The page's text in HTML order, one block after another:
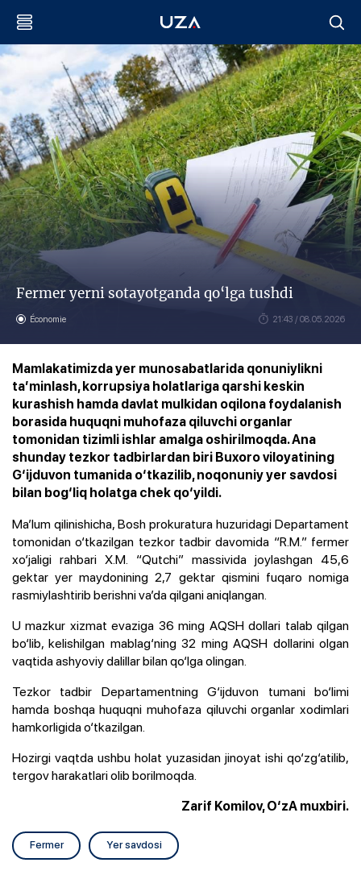
Fermer yerni sotayotganda qo‘lga tushdi
Économie 21:43 / 08.05.2026
Mamlakatimizda yer munosabatlarida qonuniylikni
ta’minlash, korrupsiya holatlariga qarshi keskin
kurashish hamda davlat mulkidan oqilona foydalanish
borasida huquqni muhofaza qiluvchi organlar
tomonidan tizimli ishlar amalga oshirilmoqda. Ana
shunday tezkor tadbirlardan biri Buxoro viloyatining
G‘ijduvon tumanida o‘tkazilib, noqonuniy yer savdosi
bilan bog‘liq holatga chek qo‘yildi.
Ma’lum qilinishicha, Bosh prokuratura huzuridagi Departament
tomonidan o‘tkazilgan tezkor tadbir davomida “R.M.” fermer
xo‘jaligi rahbari X.M. “Qutchi” massivida joylashgan 45,6
gektar yer maydonining 2,7 gektar qismini fuqaro nomiga
rasmiylashtirib berishni va’da qilgani aniqlangan.
U mazkur xizmat evaziga 36 ming AQSH dollari talab qilgan
bo‘lib, kelishilgan mablag‘ning 32 ming AQSH dollarini olgan
vaqtida ashyoviy dalillar bilan qo‘lga olingan.
Tezkor tadbir Departamentning G‘ijduvon tumani bo‘limi
hamda boshqa huquqni muhofaza qiluvchi organlar xodimlari
hamkorligida o‘tkazilgan.
Hozirgi vaqtda ushbu holat yuzasidan jinoyat ishi qo‘zg‘atilib,
tergov harakatlari olib borilmoqda.
Zarif Komilov, O‘zA muxbiri.
Fermer Yer savdosi